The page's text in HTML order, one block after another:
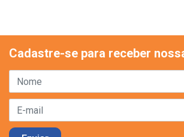
Cadastre-se para receber